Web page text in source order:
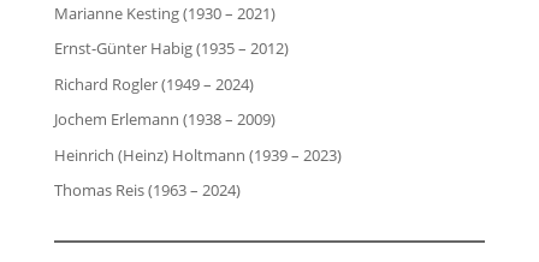
Marianne Kesting (1930 – 2021)
Ernst-Günter Habig (1935 – 2012)
Richard Rogler (1949 – 2024)
Jochem Erlemann (1938 – 2009)
Heinrich (Heinz) Holtmann (1939 – 2023)
Thomas Reis (1963 – 2024)